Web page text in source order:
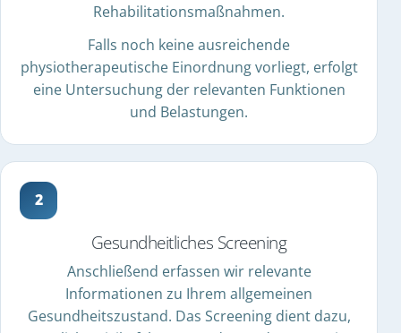
Rehabilitationsmaßnahmen.
Falls noch keine ausreichende
physiotherapeutische Einordnung vorliegt, erfolgt
eine Untersuchung der relevanten Funktionen
und Belastungen.
Gesundheitliches Screening
Anschließend erfassen wir relevante
Informationen zu Ihrem allgemeinen
Gesundheitszustand. Das Screening dient dazu,